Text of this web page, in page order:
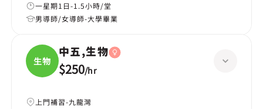
一星期1日-1.5小時/堂
男導師/女導師-大學畢業
生物
中五,生物
$250/hr
上門補習-九龍灣